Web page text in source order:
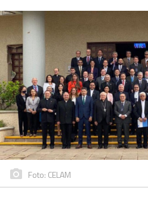
Foto: CELAM